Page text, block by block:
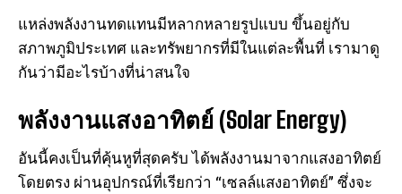
แหล่งพลังงานทดแทนมีหลากหลายรูปแบบ ขึ้นอยู่กับ
สภาพภูมิประเทศ และทรัพยากรที่มีในแต่ละพื้นที่ เรามาดู
กันว่ามีอะไรบ้างที่น่าสนใจ
พลังงานแสงอาทิตย์ (Solar Energy)
อันนี้คงเป็นที่คุ้นหูที่สุดครับ ได้พลังงานมาจากแสงอาทิตย์
โดยตรง ผ่านอุปกรณ์ที่เรียกว่า “เซลล์แสงอาทิตย์” ซึ่งจะ